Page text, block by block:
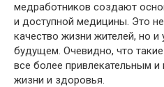
медработников создают
и доступной медицины. Это
качество жизни жителей, но и
будущем. Очевидно, что
все более привлекательным
жизни и здоровья.